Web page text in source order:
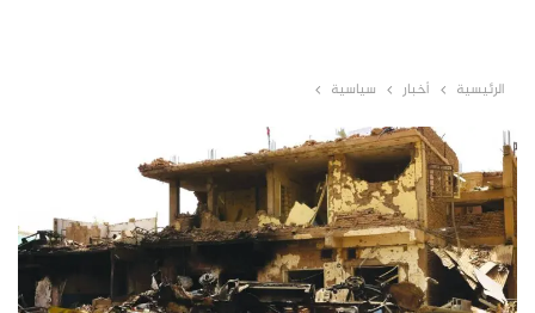
الرئيسية أخبار سياسية